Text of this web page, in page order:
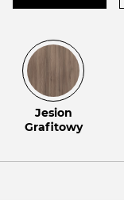
Jesion
Grafitowy